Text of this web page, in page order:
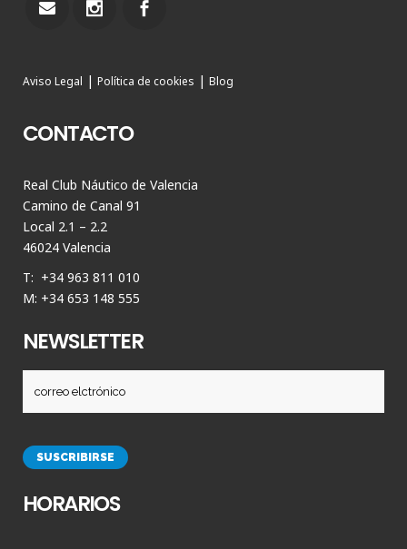
Aviso Legal | Política de cookies | Blog
CONTACTO
Real Club Náutico de Valencia
Camino de Canal 91
Local 2.1 – 2.2
46024 Valencia
T: +34 963 811 010
M: +34 653 148 555
NEWSLETTER
HORARIOS